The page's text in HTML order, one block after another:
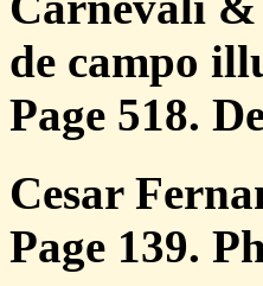
de campo
Page 518.
Cesar
Page 139.